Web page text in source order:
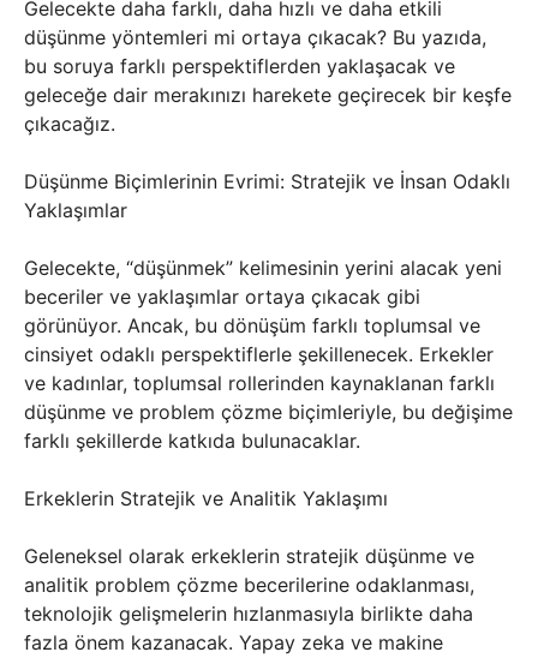
Gelecekte daha farklı, daha hızlı ve daha etkili
düşünme yöntemleri mi ortaya çıkacak? Bu yazıda,
bu soruya farklı perspektiflerden yaklaşacak ve
geleceğe dair merakınızı harekete geçirecek bir keşfe
çıkacağız.
Düşünme Biçimlerinin Evrimi: Stratejik ve İnsan Odaklı
Yaklaşımlar
Gelecekte, “düşünmek” kelimesinin yerini alacak yeni
beceriler ve yaklaşımlar ortaya çıkacak gibi
görünüyor. Ancak, bu dönüşüm farklı toplumsal ve
cinsiyet odaklı perspektiflerle şekillenecek. Erkekler
ve kadınlar, toplumsal rollerinden kaynaklanan farklı
düşünme ve problem çözme biçimleriyle, bu değişime
farklı şekillerde katkıda bulunacaklar.
Erkeklerin Stratejik ve Analitik Yaklaşımı
Geleneksel olarak erkeklerin stratejik düşünme ve
analitik problem çözme becerilerine odaklanması,
teknolojik gelişmelerin hızlanmasıyla birlikte daha
fazla önem kazanacak. Yapay zeka ve makine